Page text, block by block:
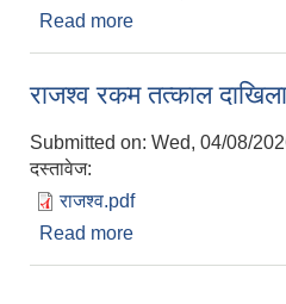
Read more
राजश्व रकम तत्काल
Submitted on: Wed, 04/08/
दस्तावेज:
राजश्व.pdf
Read more